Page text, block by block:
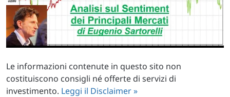
Le informazioni contenute in questo sito non
costituiscono consigli né offerte di servizi di
investimento. Leggi il Disclaimer »